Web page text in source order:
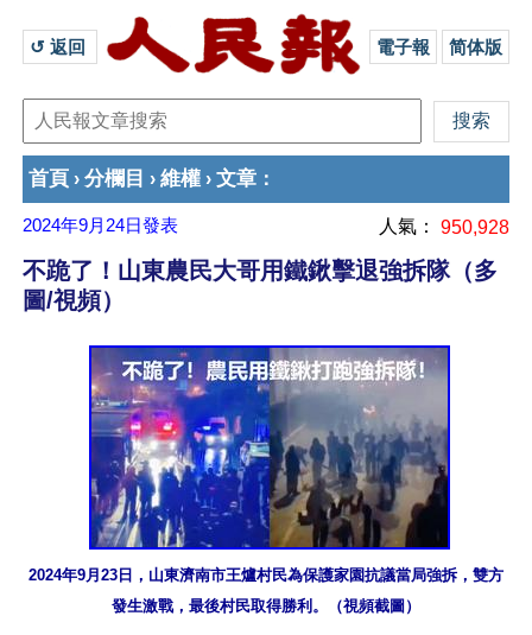
↺ 返回 電子報 简体版
首頁 › 分欄目 › 維權 › 文章 ：
2024年9月24日發表 人氣： 950,928
不跪了！山東農民大哥用鐵鍬擊退強拆隊（多
圖/視頻）
2024年9月23日，山東濟南市王爐村民為保護家園抗議當局強拆，雙方
發生激戰，最後村民取得勝利。（視頻截圖）